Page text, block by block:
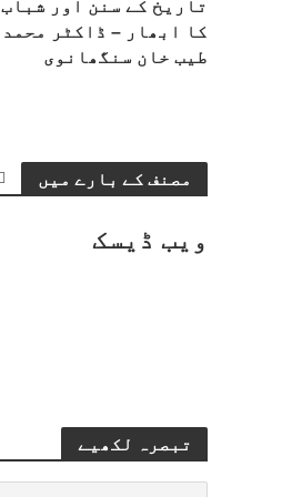
تاریخ کے سنن اور شباب
کا ابھار – ڈاکٹر محمد
طیب خان سنگھانوی
مصنف کے بارے میں
ویب ڈیسک
تبصرہ لکھیے